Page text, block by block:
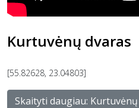
Kurtuvėnų dvaras
[55.82628, 23.04803]
Skaityti daugiau: